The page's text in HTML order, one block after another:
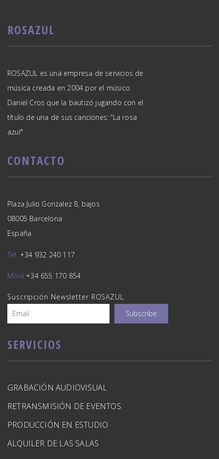
ROSAZUL
ROSAZUL es una empresa de servicios de
música creada en 2004 por el músico
Daniel Cros que la bautizó jugando con el
título de una de sus canciones: “La rosa
azul"
CONTACTO
Plaza Julio Gonzalez 8, bajos
08005 Barcelona
España
Tel. +34 932 240 117
Móvil +34 655 170 854
Suscripción Newsletter ROSAZUL
SERVICIOS
GRABACIÓN AUDIOVISUAL
RETRANSMISIÓN DE EVENTOS
PRODUCCIÓN EN ESTUDIO
ALQUILER DE LAS SALAS